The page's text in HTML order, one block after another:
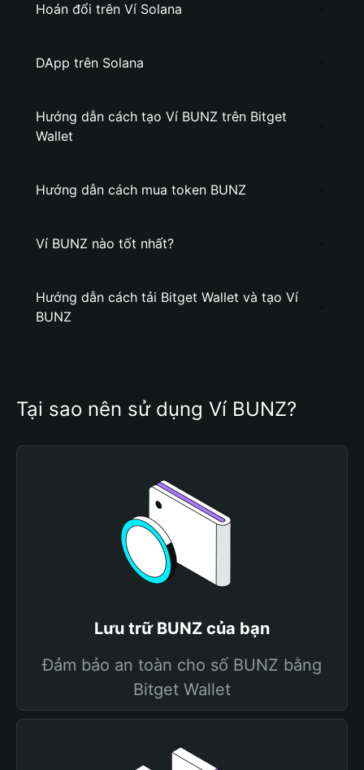
Hoán đổi trên Ví Solana
DApp trên Solana
Hướng dẫn cách tạo Ví BUNZ trên Bitget
Wallet
Hướng dẫn cách mua token BUNZ
Ví BUNZ nào tốt nhất?
Hướng dẫn cách tải Bitget Wallet và tạo Ví
BUNZ
Tại sao nên sử dụng Ví BUNZ?
Lưu trữ BUNZ của bạn
Đảm bảo an toàn cho số BUNZ bằng
Bitget Wallet